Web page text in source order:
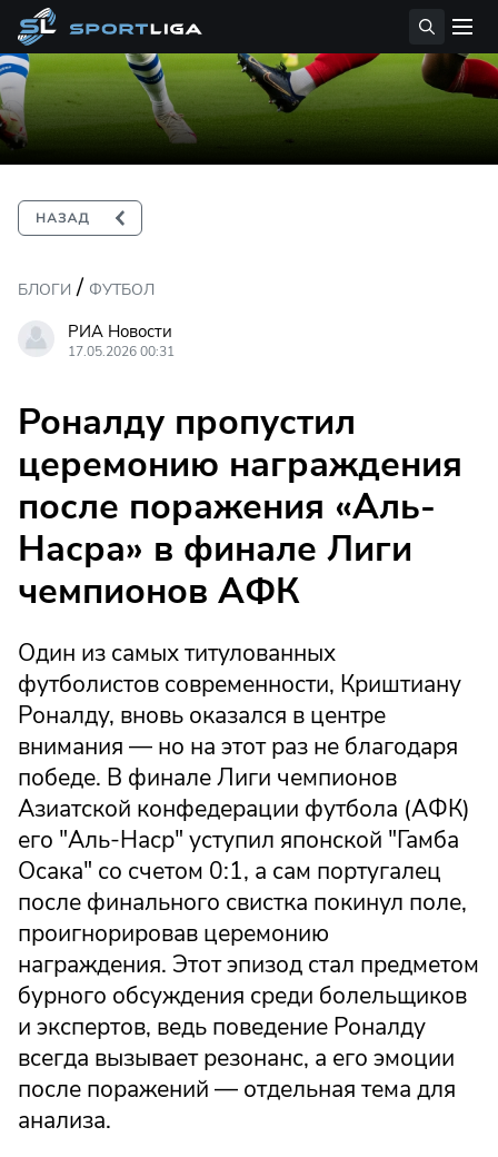
БЛОГИ / ФУТБОЛ
РИА Новости
17.05.2026 00:31
Роналду пропустил
церемонию награждения
после поражения «Аль-
Насра» в финале Лиги
чемпионов АФК
Один из самых титулованных
футболистов современности, Криштиану
Роналду, вновь оказался в центре
внимания — но на этот раз не благодаря
победе. В финале Лиги чемпионов
Азиатской конфедерации футбола (АФК)
его "Аль-Наср" уступил японской "Гамба
Осака" со счетом 0:1, а сам португалец
после финального свистка покинул поле,
проигнорировав церемонию
награждения. Этот эпизод стал предметом
бурного обсуждения среди болельщиков
и экспертов, ведь поведение Роналду
всегда вызывает резонанс, а его эмоции
после поражений — отдельная тема для
анализа.